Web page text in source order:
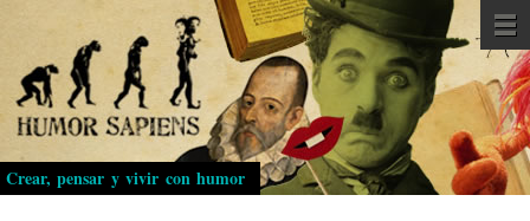
Pasar
al
contenido
principal
Crear, pensar y vivir con humor